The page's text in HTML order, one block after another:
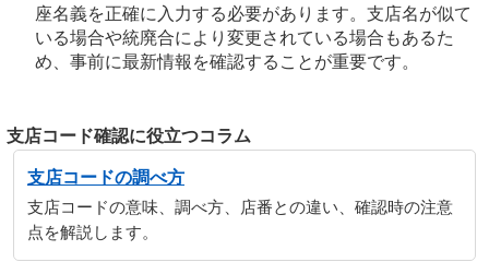
座名義を正確に入力する必要があります。支店名が似て
いる場合や統廃合により変更されている場合もあるた
め、事前に最新情報を確認することが重要です。
支店コード確認に役立つコラム
支店コードの調べ方
支店コードの意味、調べ方、店番との違い、確認時の注意
点を解説します。